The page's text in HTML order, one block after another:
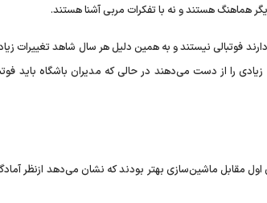
هماهنگ هستند و نه با تفکرات مربی آشنا هستند.
فوتبالی نیستند و به همین دلیل هر سال شاهد تغییرات
را از دست می‌دهند در حالی که مدیران باشگاه باید
مقابل ماشین‌سازی بهتر بودند که نشان می‌دهد ازنظر